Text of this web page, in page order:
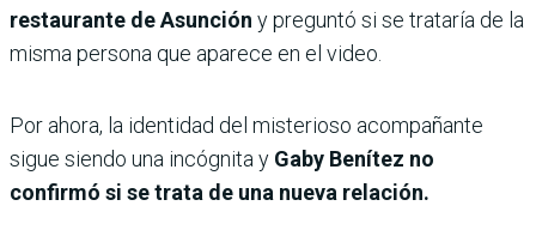
restaurante de Asunción y preguntó si se trataría de la
misma persona que aparece en el video.
Por ahora, la identidad del misterioso acompañante
sigue siendo una incógnita y Gaby Benítez no
confirmó si se trata de una nueva relación.